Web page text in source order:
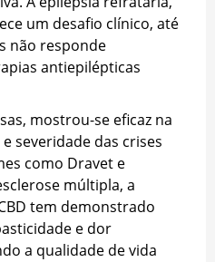
um desafio clínico, até
não responde
antiepilépticas
mostrou-se eficaz na
severidade das crises
como Dravet e
múltipla, a
tem demonstrado
e dor
a qualidade de vida